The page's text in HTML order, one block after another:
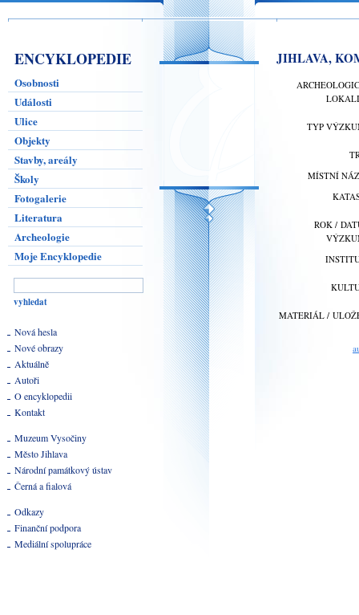
ENCYKLOPEDIE
Osobnosti
Události
Ulice
Objekty
Stavby, areály
Školy
Fotogalerie
Literatura
Archeologie
Moje Encyklopedie
Nová hesla
Nové obrazy
Aktuálně
Autoři
O encyklopedii
Kontakt
Muzeum Vysočiny
Město Jihlava
Národní památkový ústav
Černá a fialová
Odkazy
Finanční podpora
Mediální spolupráce
JIHLAVA,
TYP
MÍSTNÍ
ROK /
MATERIÁL /